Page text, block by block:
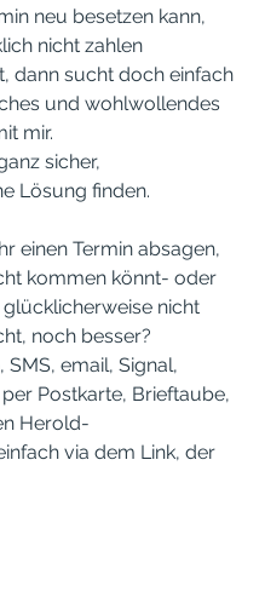
neu besetzen kann,
nicht zahlen
dann sucht doch einfach
und wohlwollendes
mir.
sicher,
Lösung finden.
einen Termin absagen,
kommen könnt- oder
glücklicherweise nicht
noch besser?
SMS, email, Signal,
Postkarte, Brieftaube,
Herold-
via dem Link, der